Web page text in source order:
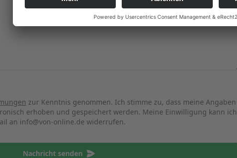
zur Kenntnis genommen. Ich stimme zu, dass meine Angaben
erhoben und gespeichert werden. Meine Einwilligung kann ich
an info@von-online.de widerrufen.
Nachricht senden